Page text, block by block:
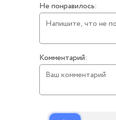
Не понравилось:
Комментарий: